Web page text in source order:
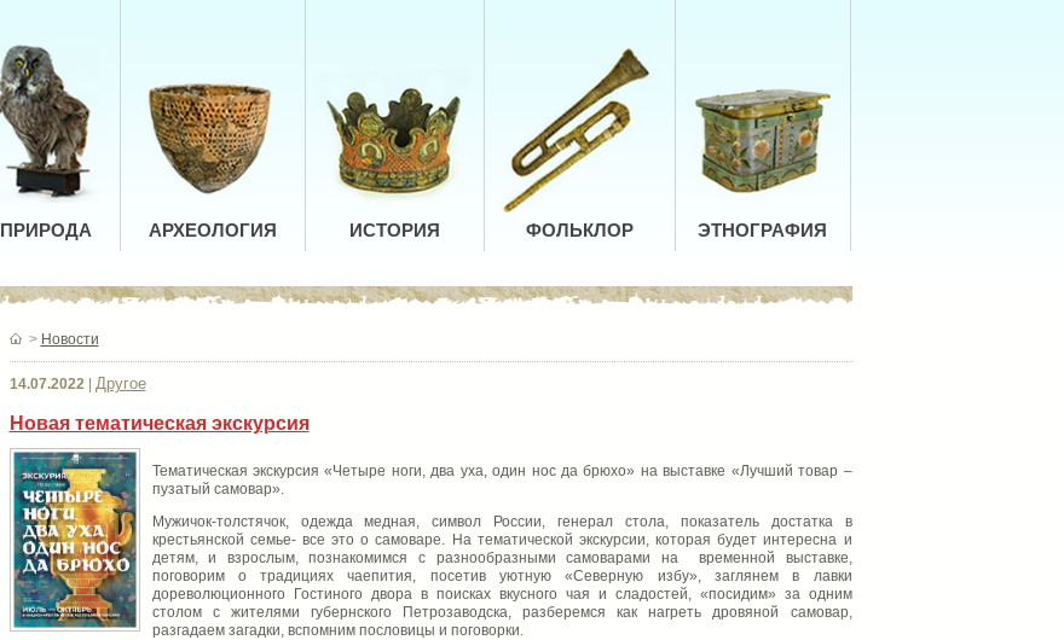
ПРИРОДА АРХЕОЛОГИЯ ИСТОРИЯ ФОЛЬКЛОР ЭТНОГРАФИЯ
> Новости
14.07.2022| Другое
Новая тематическая экскурсия
Тематическая экскурсия «Четыре ноги, два уха, один нос да брюхо» на выставке «Лучший товар –
пузатый самовар».
Мужичок-толстячок, одежда медная, символ России, генерал стола, показатель достатка в
крестьянской семье- все это о самоваре. На тематической экскурсии, которая будет интересна и
детям, и взрослым, познакомимся с разнообразными самоварами на временной выставке,
поговорим о традициях чаепития, посетив уютную «Северную избу», заглянем в лавки
дореволюционного Гостиного двора в поисках вкусного чая и сладостей, «посидим» за одним
столом с жителями губернского Петрозаводска, разберемся как нагреть дровяной самовар,
разгадаем загадки, вспомним пословицы и поговорки.